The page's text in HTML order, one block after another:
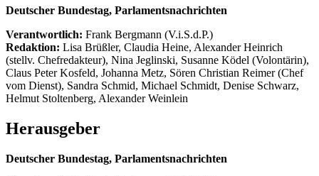
Deutscher Bundestag, Parlamentsnachrichten
Verantwortlich: Frank Bergmann (V.i.S.d.P.)
Redaktion: Lisa Brüßler, Claudia Heine, Alexander Heinrich
(stellv. Chefredakteur), Nina Jeglinski, Susanne Ködel (Volontärin),
Claus Peter Kosfeld, Johanna Metz, Sören Christian Reimer (Chef
vom Dienst), Sandra Schmid, Michael Schmidt, Denise Schwarz,
Helmut Stoltenberg, Alexander Weinlein
Herausgeber
Deutscher Bundestag, Parlamentsnachrichten